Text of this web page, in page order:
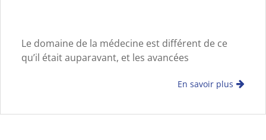
Le domaine de la médecine est différent de ce
qu’il était auparavant, et les avancées
changement est plus marqué dans le diagnostic
En savoir plus